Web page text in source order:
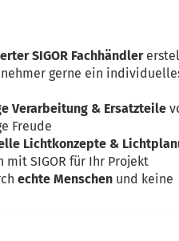
SIGOR Fachhändler
gerne ein
Verarbeitung & Ersatzteile
Freude
Lichtkonzepte &
mit SIGOR für Ihr Projekt
echte Menschen und keine